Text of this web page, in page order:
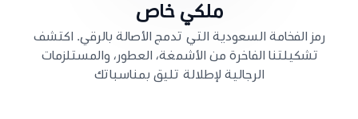
ملكي خاص
رمز الفخامة السعودية التي تدمج الأصالة بالرقي. اكتشف
تشكيلتنا الفاخرة من الأشمغة، العطور، والمستلزمات
الرجالية لإطلالة تليق بمناسباتك